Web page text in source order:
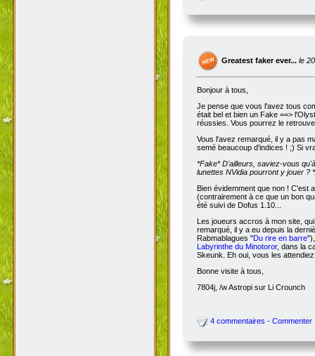
Greatest faker ever... le
Bonjour à tous,
Je pense que vous l'avez tous
était bel et bien un Fake ==>
réussies. Vous pourrez le
Vous l'avez remarqué, il y a pas
semé beaucoup d'indices ! ;) Si
*Fake*D'ailleurs, saviez-vous
lunettes NVidia pourront y jouer ?
Bien évidemment que non ! C'est
(contrairement à ce que un bon
été suivi de Dofus 1.10...
Les joueurs accros à mon site,
remarqué, il y a eu depuis la
Rabmablagues "Du rire en barre
Labyrinthe du Minotoror, dans la
Skeunk. Eh oui, vous les
Bonne visite à tous,
7804j, /w Astropi sur Li Crounch
4 commentaires - Commenter